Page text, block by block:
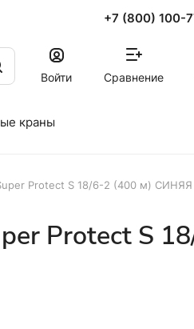
+7 (800) 100-
Войти Сравнение
краны
Protect S 18/6-2 (400 м) СИНЯЯ
Protect S